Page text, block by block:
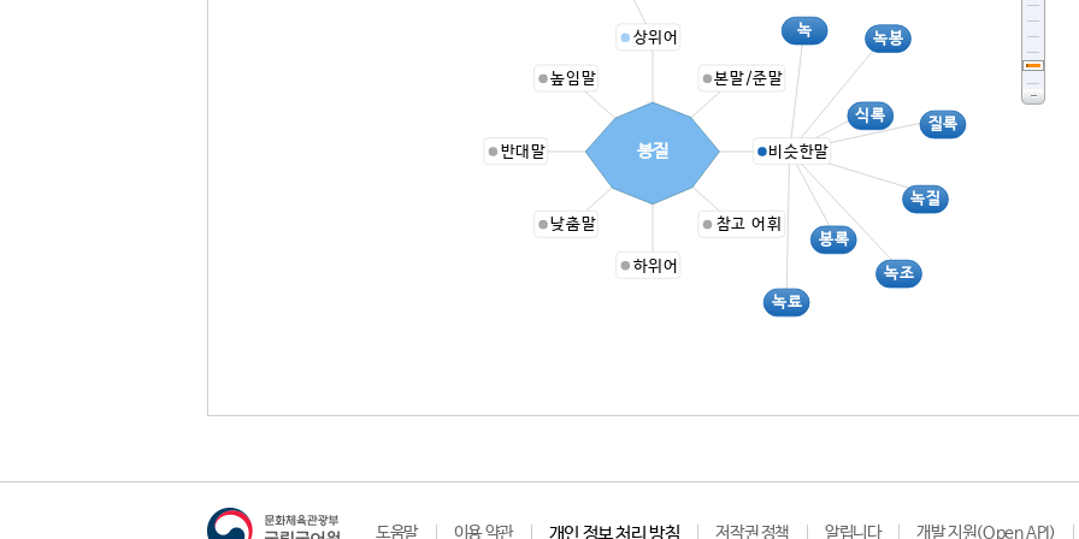
상위어
본말/준말
식록
녹
녹료
녹봉
녹조
녹질
봉록
질록
비슷한말
참고 어휘
하위어
낮춤말
반대말
높임말
봉질
도움말 이용 약관 개인 정보 처리 방침 저작권 정책 알립니다 개발 지원(Open API)